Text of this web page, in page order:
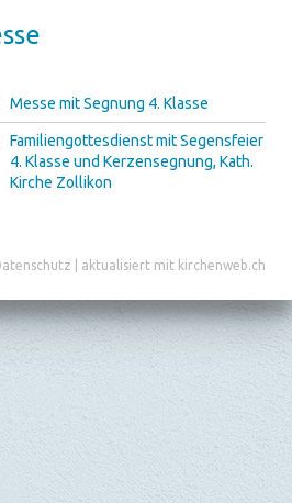
Messe mit Segnung 4. Klasse
Familiengottesdienst mit Segensfeier
4. Klasse und Kerzensegnung, Kath.
Kirche Zollikon
aktualisiert mit kirchenweb.ch